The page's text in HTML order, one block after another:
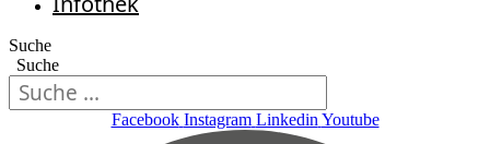
Suche
Suche
Facebook Instagram Linkedin Youtube